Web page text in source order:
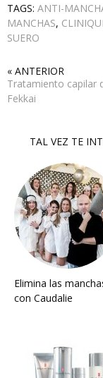
TAGS: ANTI-
MANCHAS,
SUERO
« ANTERIOR
Tratamiento capilar
Fekkai
TAL VEZ TE
Elimina las
con Caudalie